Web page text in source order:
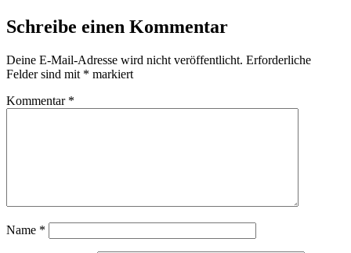
Schreibe einen Kommentar
Deine E-Mail-Adresse wird nicht veröffentlicht. Erforderliche
Felder sind mit * markiert
Kommentar *
Name *